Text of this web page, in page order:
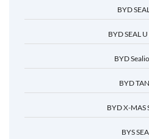
BYD
BYD SEAL
BYD
BYD
BYD X-MAS
BYS